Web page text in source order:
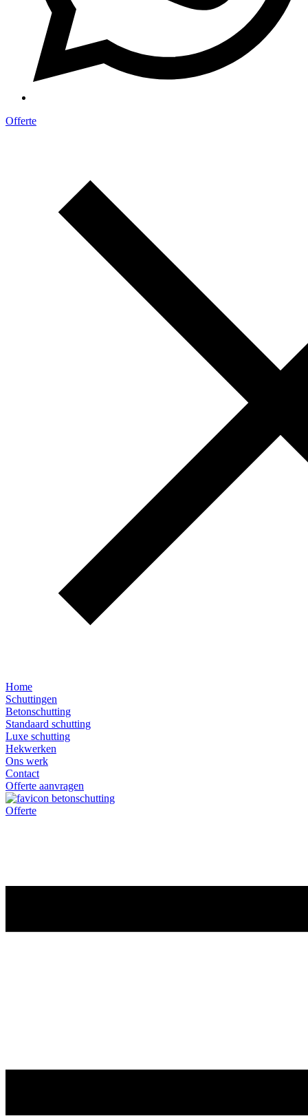
Offerte
Home
Schuttingen
Betonschutting
Standaard schutting
Luxe schutting
Hekwerken
Ons werk
Contact
Offerte aanvragen
Offerte